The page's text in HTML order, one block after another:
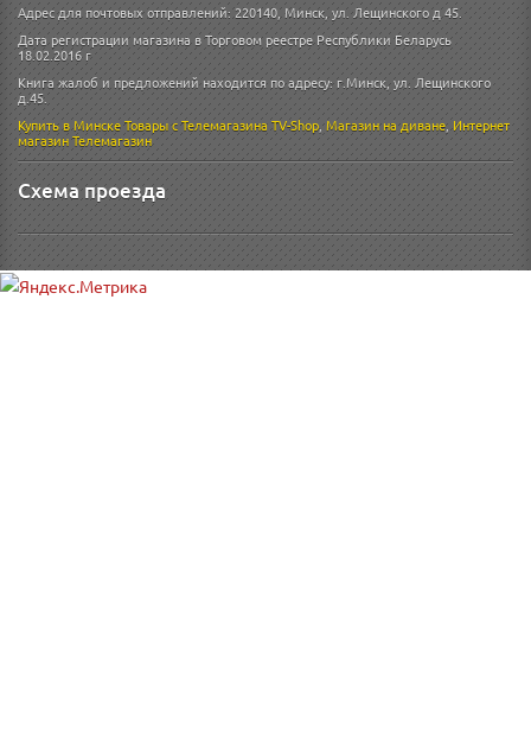
Адрес для почтовых отправлений: 220140, Минск, ул. Лещинского д 45.
Дата регистрации магазина в Торговом реестре Республики Беларусь
18.02.2016 г
Книга жалоб и предложений находится по адресу: г.Минск, ул. Лещинского
д.45.
Купить в МинскеТовары с Телемагазина TV-Shop,Магазин на диване,Интернет
магазинТелемагазин
Схема проезда